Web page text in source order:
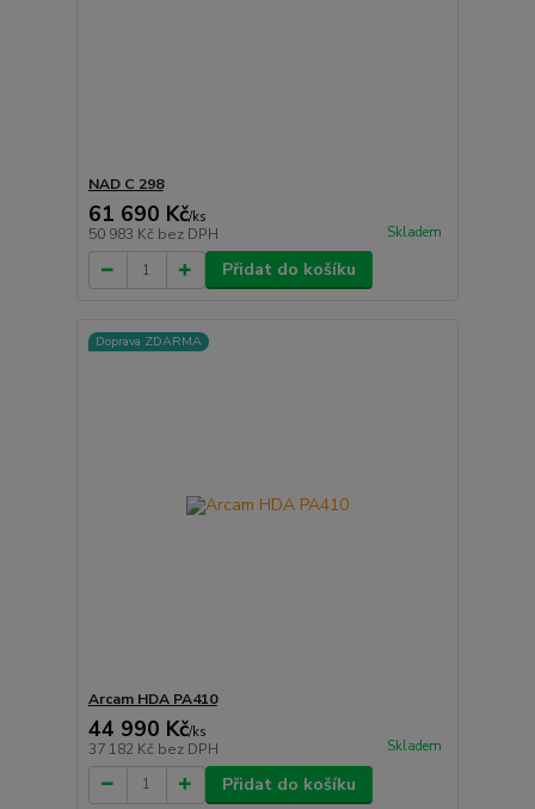
NAD C 298
61 690 Kč/ks
50 983 Kč bez DPH Skladem
Přidat do košíku
Doprava ZDARMA
Arcam HDA PA410
44 990 Kč/ks
37 182 Kč bez DPH Skladem
Přidat do košíku